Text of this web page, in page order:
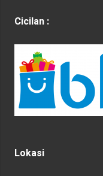
Cicilan :
Lokasi